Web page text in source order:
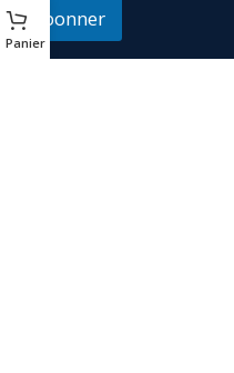
S'abonner
Panier